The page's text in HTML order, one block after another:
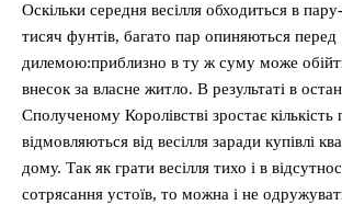
Оскільки середня весілля обходиться в
тисяч фунтів, багато пар опиняються перед
дилемою:приблизно в ту ж суму може
внесок за власне житло. В результаті в
Сполученому Королівстві зростає кількість
відмовляються від весілля заради купівлі
дому. Так як грати весілля тихо і в
сотрясання устоїв, то можна і не